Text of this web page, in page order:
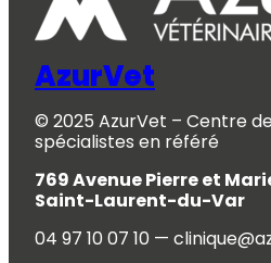
AzurVet
© 2025 AzurVet – Centre
spécialistes en référé
769 Avenue Pierre et
Saint-Laurent-du-Var
04 97 10 07 10 —